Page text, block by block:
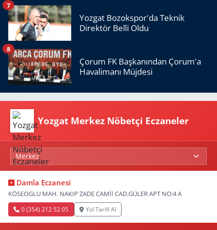
Yozgat Bozokspor'da Teknik
Direktör Belli Oldu
7
Çorum FK Başkanından Çorum'a
Havalimanı Müjdesi
8
Yozgat Merkez Nöbetçi Eczaneler
Damla Eczanesi
KÖSEOGLU MAH. NAKIP ZADE CAMİİ CAD.GÜLER APT NO:4 A
0 (354) 212 52 05 Yol Tarifi Al